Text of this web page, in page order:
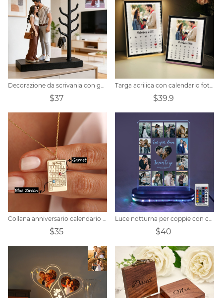
$37 $39.9
$35 $40